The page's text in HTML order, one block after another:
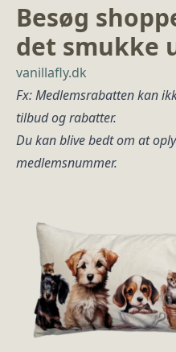
Besøg
det smukke
vanillafly.dk
Fx: Medlemsrabatten kan
tilbud og rabatter.
Du kan blive bedt om at
medlemsnummer.